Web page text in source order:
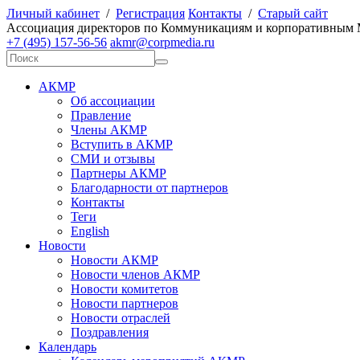
Личный кабинет / Регистрация Контакты / Старый сайт
Ассоциация директоров по Коммуникациям и корпоративным
+7 (495) 157-56-56 akmr@corpmedia.ru
АКМР
Об ассоциации
Правление
Члены АКМР
Вступить в АКМР
СМИ и отзывы
Партнеры АКМР
Благодарности от партнеров
Контакты
Теги
English
Новости
Новости АКМР
Новости членов АКМР
Новости комитетов
Новости партнеров
Новости отраслей
Поздравления
Календарь